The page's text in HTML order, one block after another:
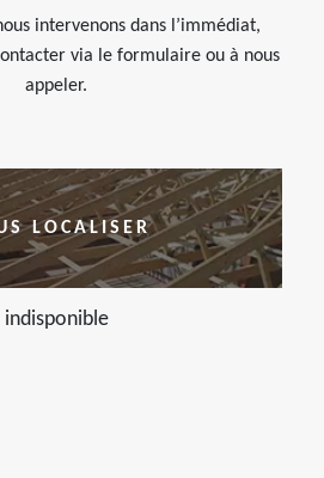
intervenons dans l’immédiat,
via le formulaire ou à nous
appeler.
LOCALISER
indisponible